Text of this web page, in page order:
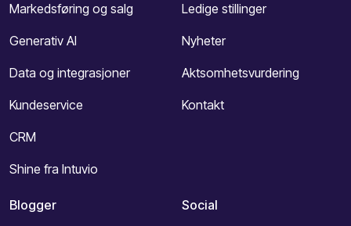
Markedsføring og salg
Generativ AI
Data og integrasjoner
Kundeservice
CRM
Shine fra Intuvio
Ledige stillinger
Nyheter
Aktsomhetsvurdering
Kontakt
Blogger
Social